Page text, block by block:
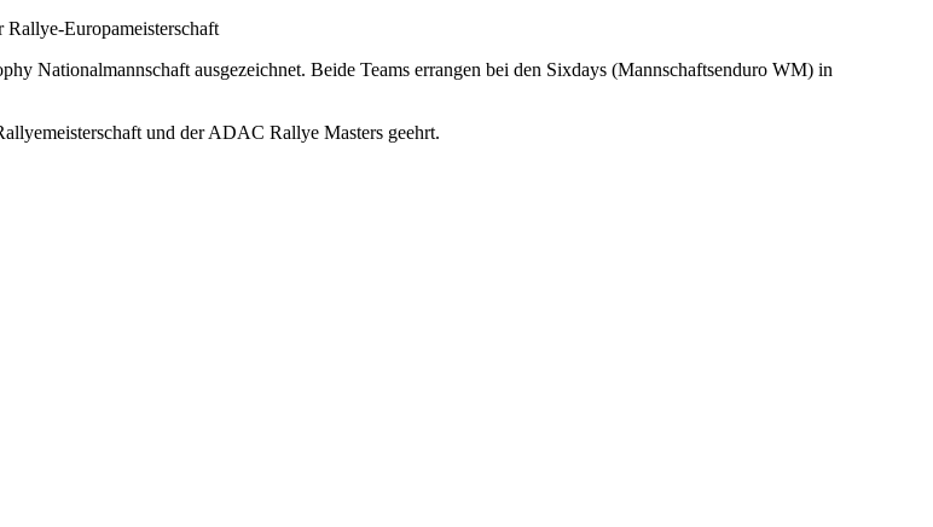
Rallye-Europameisterschaft
Nationalmannschaft ausgezeichnet. Beide Teams errangen bei den Sixdays (Mannschaftsenduro WM) in
und der ADAC Rallye Masters geehrt.